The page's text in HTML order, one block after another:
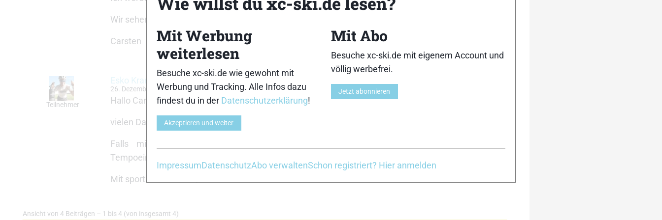
Wir sehen uns in Jokkmokk!
Carsten
Teilnehmer
Esko Kranz
26. Dezember 2023 um 17:59 Uhr
Hallo Carsten,
vielen Dank für deine moralische Unterstützung und Motivation!
Falls mir irgendjemand noch einen wichtigen Tipp bzgl. Kleidung, Ernährung, Training,
Tempoeinteilung hat…. ich bin für jeden Hinweis dankbar. Mein Ziel: “einfach” NUR ankommen.
Mit sportlichem Gruss, Esko
Ansicht von 4 Beiträgen – 1 bis 4 (von insgesamt 4)
Mit Werbung
weiterlesen
Besuche xc-ski.de wie gewohnt mit
Werbung und Tracking. Alle Infos dazu
findest du in der Datenschutzerklärung!
Akzeptieren und weiter
Mit Abo
Besuche xc-ski.de mit eigenem Account und
völlig werbefrei.
Jetzt abonnieren
ImpressumDatenschutzAbo verwaltenSchon registriert? Hier anmelden